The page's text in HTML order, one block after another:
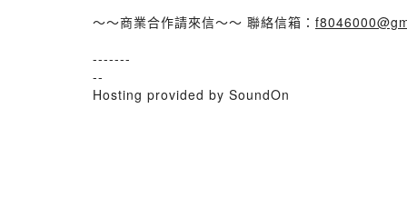
～～商業合作請來信～～ 聯絡信箱：
-------
--
Hosting provided by SoundOn